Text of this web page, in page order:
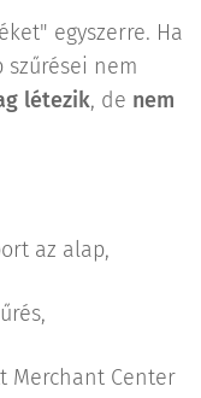
egyszerre. Ha
szűrései nem
létezik, de nem
az alap,
Merchant Center